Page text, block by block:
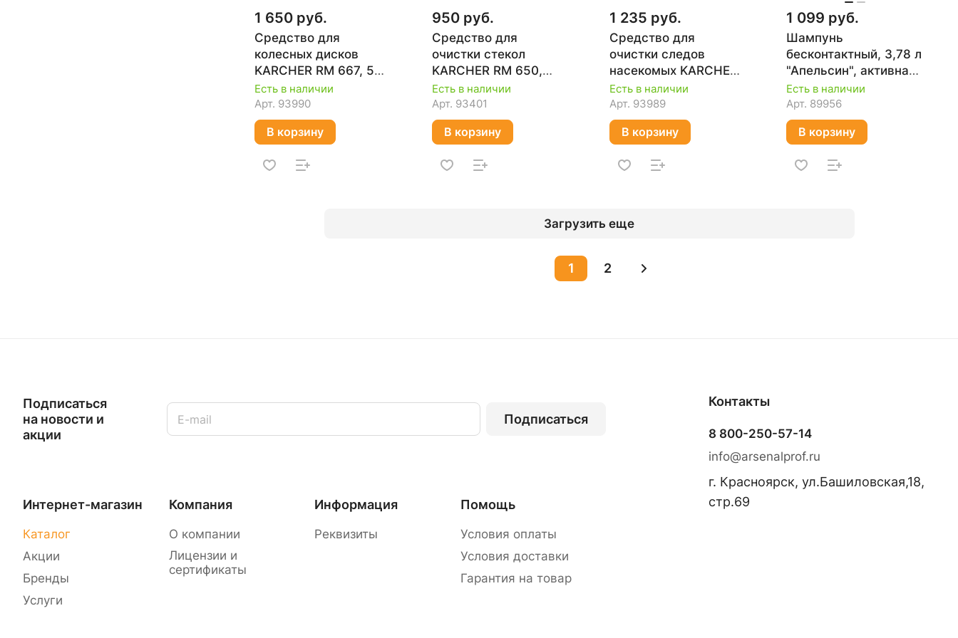
1 650 руб.
Средство для
колесных дисков
KARCHER RM 667, 500
мл 6.296-048.0
Есть в наличии
Арт. 93990
В корзину
950 руб.
Средство для
очистки стекол
KARCHER RM 650,
500 мл 6.296-105.0
Есть в наличии
Арт. 93401
В корзину
1 235 руб.
Средство для
очистки следов
насекомых KARCHER
RM 618, 500 мл 6.295-
761.0
Есть в наличии
Арт. 93989
В корзину
1 099 руб.
Шампунь
бесконтактный, 3,78 л
"Апельсин", активная
пена QUATTRO
ELEMENTI 796-580
Есть в наличии
Арт. 89956
В корзину
Загрузить еще
1 2
Подписаться
на новости и
акции
Подписаться
Интернет-магазин
Каталог
Акции
Бренды
Услуги
Компания
О компании
Лицензии и
сертификаты
Информация
Реквизиты
Помощь
Условия оплаты
Условия доставки
Гарантия на товар
Контакты
8 800-250-57-14
info@arsenalprof.ru
г. Красноярск, ул.Башиловская,18,
стр.69